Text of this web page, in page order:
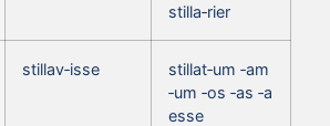
stilla‑rier
stillav‑isse
stillat‑um ‑am
‑um ‑os ‑as ‑a
esse